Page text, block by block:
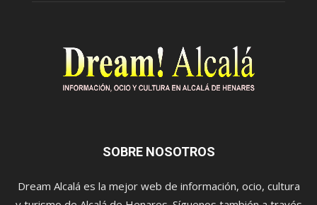
SOBRE NOSOTROS
Dream Alcalá es la mejor web de información, ocio, cultura